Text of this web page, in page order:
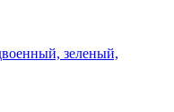
зеленый,